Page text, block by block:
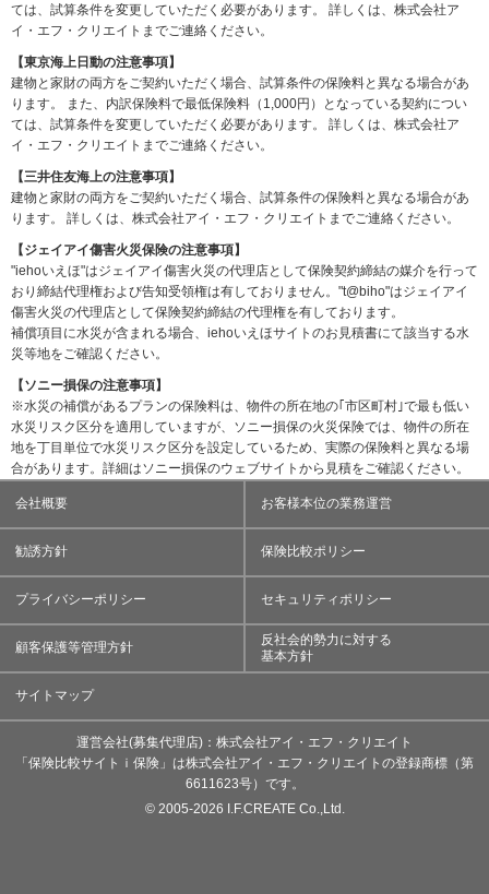
ては、試算条件を変更していただく必要があります。 詳しくは、株式会社ア
イ・エフ・クリエイトまでご連絡ください。
【東京海上日動の注意事項】
建物と家財の両方をご契約いただく場合、試算条件の保険料と異なる場合があ
ります。
また、内訳保険料で最低保険料（1,000円）となっている契約につい
ては、試算条件を変更していただく必要があります。 詳しくは、株式会社ア
イ・エフ・クリエイトまでご連絡ください。
【三井住友海上の注意事項】
建物と家財の両方をご契約いただく場合、試算条件の保険料と異なる場合があ
ります。 詳しくは、株式会社アイ・エフ・クリエイトまでご連絡ください。
【ジェイアイ傷害火災保険の注意事項】
"iehoいえほ"はジェイアイ傷害火災の代理店として保険契約締結の媒介を行って
おり締結代理権および告知受領権は有しておりません。"t@biho"はジェイアイ
傷害火災の代理店として保険契約締結の代理権を有しております。
補償項目に水災が含まれる場合、iehoいえほサイトのお見積書にて該当する水
災等地をご確認ください。
【ソニー損保の注意事項】
※水災の補償があるプランの保険料は、物件の所在地の｢市区町村｣で最も低い
水災リスク区分を適用していますが、ソニー損保の火災保険では、物件の所在
地を丁目単位で水災リスク区分を設定しているため、実際の保険料と異なる場
合があります。詳細はソニー損保のウェブサイトから見積をご確認ください。
会社概要 お客様本位の業務運営
勧誘方針 保険比較ポリシー
プライバシーポリシー セキュリティポリシー
顧客保護等管理方針
反社会的勢力に対する
基本方針
サイトマップ
運営会社(募集代理店)：株式会社アイ・エフ・クリエイト
「保険比較サイトｉ保険」は株式会社アイ・エフ・クリエイトの登録商標（第
6611623号）です。
©2005-2026 I.F.CREATE Co.,Ltd.